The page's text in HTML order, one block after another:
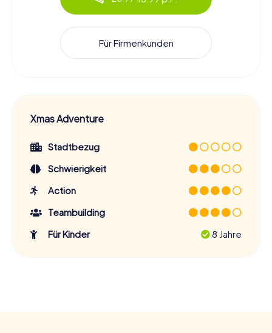
Für Firmenkunden
Xmas Adventure
Stadtbezug
Schwierigkeit
Action
Teambuilding
Für Kinder
8 Jahre